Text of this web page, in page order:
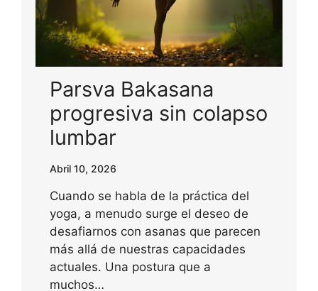
Parsva Bakasana
progresiva sin colapso
lumbar
Abril 10, 2026
Cuando se habla de la práctica del
yoga, a menudo surge el deseo de
desafiarnos con asanas que parecen
más allá de nuestras capacidades
actuales. Una postura que a
muchos…